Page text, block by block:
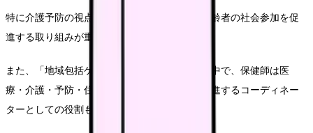
特に介護予防の視点からのフレイル対策や、高齢者の社会参加を促
進する取り組みが重要視されています。
また、「地域包括ケアシステム」の構築が進む中で、保健師は医
療・介護・予防・住まい・生活支援の連携を促進するコーディネー
ターとしての役割も担っています。